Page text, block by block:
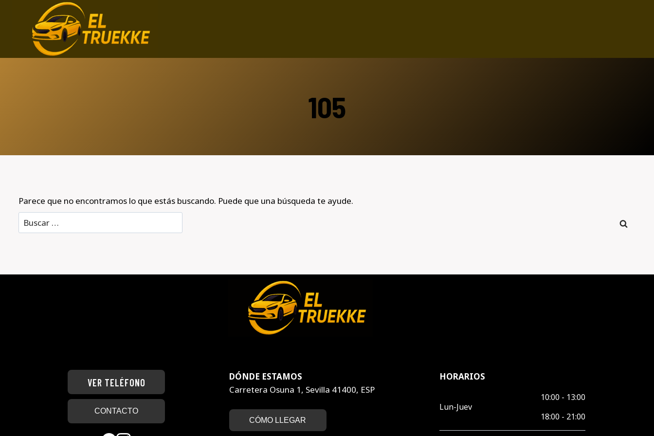
contenido
105
Parece que no encontramos lo que estás buscando. Puede que una búsqueda te ayude.
Buscar:
VER TELÉFONO
CONTACTO
DÓNDE ESTAMOS
Carretera Osuna 1, Sevilla 41400, ESP
CÓMO LLEGAR
HORARIOS
Lun-Juev
10:00 - 13:00
18:00 - 21:00